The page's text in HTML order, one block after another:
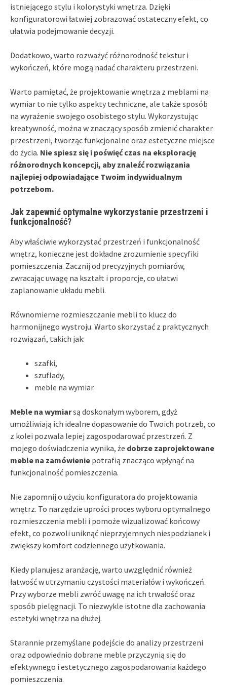
istniejącego stylu i kolorystyki wnętrza. Dzięki
konfiguratorowi łatwiej zobrazować ostateczny efekt, co
ułatwia podejmowanie decyzji.
Dodatkowo, warto rozważyć różnorodność tekstur i
wykończeń, które mogą nadać charakteru przestrzeni.
Warto pamiętać, że projektowanie wnętrza z meblami na
wymiar to nie tylko aspekty techniczne, ale także sposób
na wyrażenie swojego osobistego stylu. Wykorzystując
kreatywność, można w znaczący sposób zmienić charakter
przestrzeni, tworząc funkcjonalne oraz estetyczne miejsce
do życia. Nie spiesz się i poświęć czas na eksplorację
różnorodnych koncepcji, aby znaleźć rozwiązania
najlepiej odpowiadające Twoim indywidualnym
potrzebom.
Jak zapewnić optymalne wykorzystanie przestrzeni i
funkcjonalność?
Aby właściwie wykorzystać przestrzeń i funkcjonalność
wnętrz, konieczne jest dokładne zrozumienie specyfiki
pomieszczenia. Zacznij od precyzyjnych pomiarów,
zwracając uwagę na kształt i proporcje, co ułatwi
zaplanowanie układu mebli.
Równomierne rozmieszczanie mebli to klucz do
harmonijnego wystroju. Warto skorzystać z praktycznych
rozwiązań, takich jak:
szafki,
szuflady,
meble na wymiar.
Meble na wymiarsą doskonałym wyborem, gdyż
umożliwiają ich idealne dopasowanie do Twoich potrzeb, co
z kolei pozwala lepiej zagospodarować przestrzeń. Z
mojego doświadczenia wynika, że dobrze zaprojektowane
meble na zamówienie potrafią znacząco wpłynąć na
funkcjonalność pomieszczenia.
Nie zapomnij o użyciu konfiguratora do projektowania
wnętrz. To narzędzie uprości proces wyboru optymalnego
rozmieszczenia mebli i pomoże wizualizować końcowy
efekt, co pozwoli uniknąć nieprzyjemnych niespodzianek i
zwiększy komfort codziennego użytkowania.
Kiedy planujesz aranżację, warto uwzględnić również
łatwość w utrzymaniu czystości materiałów i wykończeń.
Przy wyborze mebli zwróć uwagę na ich trwałość oraz
sposób pielęgnacji. To niezwykle istotne dla zachowania
estetyki wnętrza na dłużej.
Starannie przemyślane podejście do analizy przestrzeni
oraz odpowiednio dobrane meble przyczynią się do
efektywnego i estetycznego zagospodarowania każdego
pomieszczenia.